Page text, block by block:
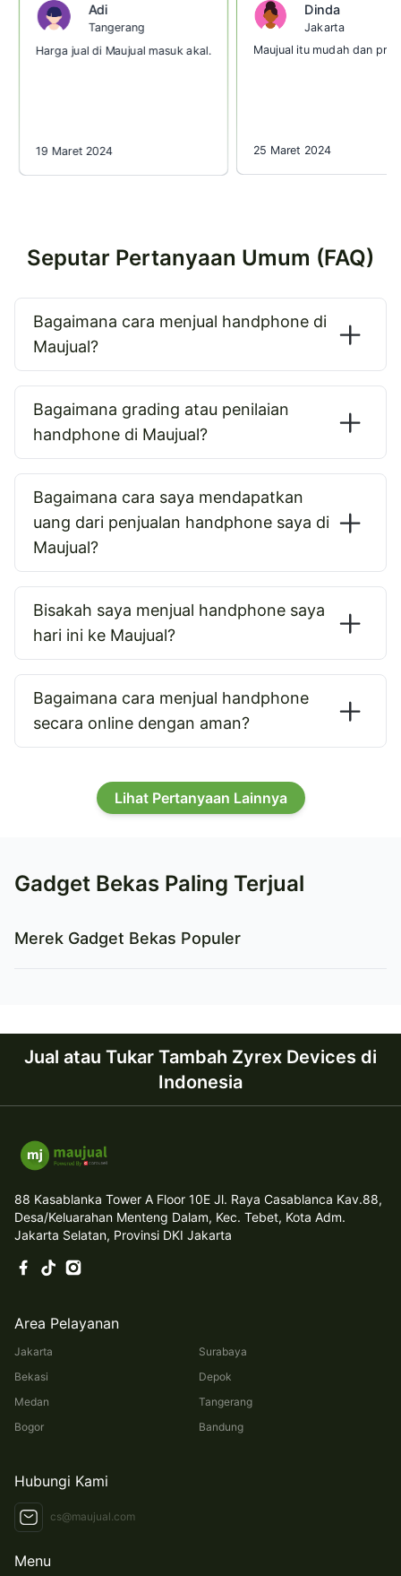
Adi
Tangerang
Harga jual di Maujual masuk akal.
19 Maret 2024
Dinda
Jakarta
Maujual itu mudah dan
25 Maret 2024
Seputar Pertanyaan Umum (FAQ)
Bagaimana cara menjual handphone di
Maujual?
Bagaimana grading atau penilaian
handphone di Maujual?
Bagaimana cara saya mendapatkan
uang dari penjualan handphone saya di
Maujual?
Bisakah saya menjual handphone saya
hari ini ke Maujual?
Bagaimana cara menjual handphone
secara online dengan aman?
Lihat Pertanyaan Lainnya
Gadget Bekas Paling Terjual
Merek Gadget Bekas Populer
Jual atau Tukar Tambah Zyrex Devices di
Indonesia
88 Kasablanka Tower A Floor 10E Jl. Raya Casablanca Kav.88,
Desa/Keluarahan Menteng Dalam, Kec. Tebet, Kota Adm.
Jakarta Selatan, Provinsi DKI Jakarta
Area Pelayanan
Jakarta
Bekasi
Medan
Bogor
Surabaya
Depok
Tangerang
Bandung
Hubungi Kami
cs@maujual.com
Menu